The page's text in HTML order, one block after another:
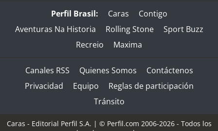
Perfil Brasil: Caras
Contigo
Aventuras Na Historia
Rolling Stone
Sport Buzz
Recreio
Maxima
Canales RSS Quienes Somos
Contáctenos
Privacidad
Equipo
Reglas de participación
Tránsito
Caras - Editorial Perfil S.A. | © Perfil.com 2006-2026 - Todos los